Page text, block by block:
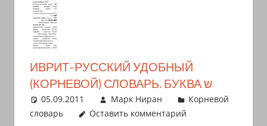
арабском,
иврите
Кулинарные
рецепты
новости
ИВРИТ-РУССКИЙ УДОБНЫЙ
(КОРНЕВОЙ) СЛОВАРЬ. БУКВА ש
05.09.2011 Марк Ниран
Корневой
словарь
Оставить комментарий